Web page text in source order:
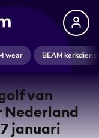
wear BEAM kerkdienst
van
Nederland
januari